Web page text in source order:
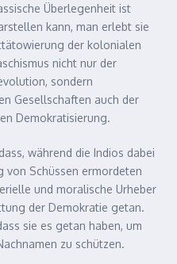
Überlegenheit ist
kann, man erlebt sie
der kolonialen
nicht nur der
sondern
Gesellschaften auch der
Demokratisierung.
während die Indios dabei
von Schüssen ermordeten
und moralische Urheber
der Demokratie getan.
sie es getan haben, um
zu schützen.